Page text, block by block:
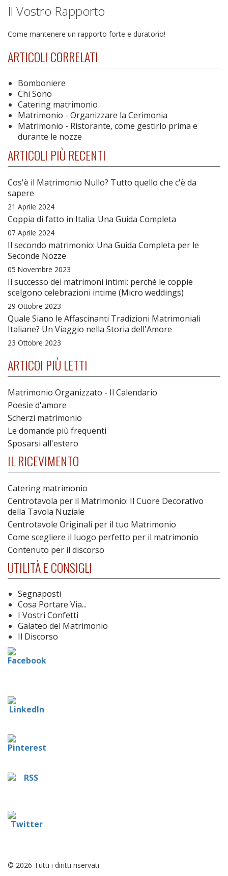
Il Vostro Rapporto
Come mantenere un rapporto forte e duratorio!
ARTICOLI CORRELATI
Bomboniere
Chi Sono
Catering matrimonio
Matrimonio - Organizzare la Cerimonia
Matrimonio - Ristorante, come gestirlo prima e
durante le nozze
ARTICOLI PIÙ RECENTI
Cos'è il Matrimonio Nullo? Tutto quello che c'è da
sapere
21 Aprile 2024
Coppia di fatto in Italia: Una Guida Completa
07 Aprile 2024
Il secondo matrimonio: Una Guida Completa per le
Seconde Nozze
05 Novembre 2023
Il successo dei matrimoni intimi: perché le coppie
scelgono celebrazioni intime (Micro weddings)
29 Ottobre 2023
Quale Siano le Affascinanti Tradizioni Matrimoniali
Italiane? Un Viaggio nella Storia dell'Amore
23 Ottobre 2023
ARTICOI PIÙ LETTI
Matrimonio Organizzato - Il Calendario
Poesie d'amore
Scherzi matrimonio
Le domande più frequenti
Sposarsi all'estero
IL RICEVIMENTO
Catering matrimonio
Centrotavola per il Matrimonio: Il Cuore Decorativo
della Tavola Nuziale
Centrotavole Originali per il tuo Matrimonio
Come scegliere il luogo perfetto per il matrimonio
Contenuto per il discorso
UTILITÀ E CONSIGLI
Segnaposti
Cosa Portare Via...
I Vostri Confetti
Galateo del Matrimonio
Il Discorso
© 2026 Tutti i diritti riservati